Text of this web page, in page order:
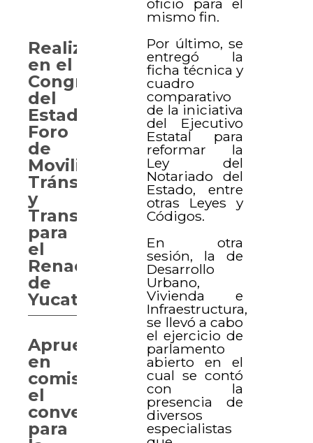
mismo fin.
Por último, se
entregó la
ficha técnica y
cuadro
comparativo
de la iniciativa
del Ejecutivo
Estatal para
reformar la
Ley del
Notariado del
Estado, entre
otras Leyes y
Códigos.
En otra
sesión, la de
Desarrollo
Urbano,
Vivienda e
Infraestructura,
se llevó a cabo
el ejercicio de
parlamento
abierto en el
cual se contó
con la
presencia de
diversos
especialistas
Realizan
en el
Congreso
del
Estado
Foro
de
Movilidad,
Tránsito
y
Transporte
para
el
Renacimiento
de
Yucatán
Aprueban
en
comisión
el
convenio
para